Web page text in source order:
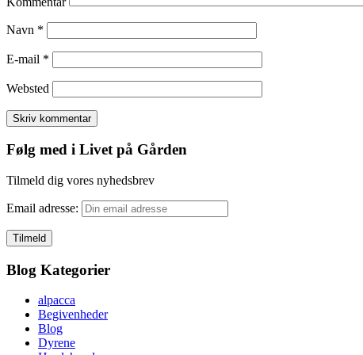
Navn *
E-mail *
Websted
Følg med i Livet på Gården
Tilmeld dig vores nyhedsbrev
Email adresse:
Blog Kategorier
alpacca
Begivenheder
Blog
Dyrene